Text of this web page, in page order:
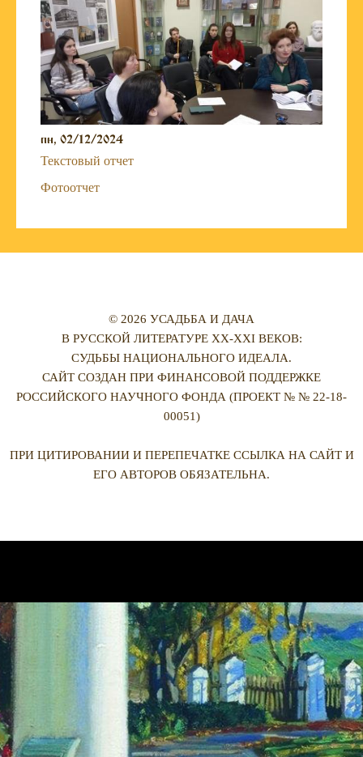
пн, 02/12/2024
Текстовый отчет
Фотоотчет
© 2026 УСАДЬБА И ДАЧА
В РУССКОЙ ЛИТЕРАТУРЕ XX-XXI ВЕКОВ:
СУДЬБЫ НАЦИОНАЛЬНОГО ИДЕАЛА.
САЙТ СОЗДАН ПРИ ФИНАНСОВОЙ ПОДДЕРЖКЕ
РОССИЙСКОГО НАУЧНОГО ФОНДА (ПРОЕКТ № № 22-18-
00051)
ПРИ ЦИТИРОВАНИИ И ПЕРЕПЕЧАТКЕ ССЫЛКА НА САЙТ И
ЕГО АВТОРОВ ОБЯЗАТЕЛЬНА.